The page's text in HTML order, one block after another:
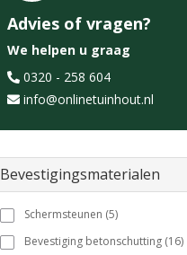
Advies of vragen?
We helpen u graag
0320 - 258 604
info@onlinetuinhout.nl
Bevestigingsmaterialen
Schermsteunen (5)
Bevestiging betonschutting (16)